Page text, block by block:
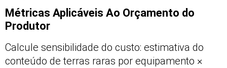
Métricas Aplicáveis Ao Orçamento do
Produtor
Calcule sensibilidade do custo: estimativa do
conteúdo de terras raras por equipamento ×